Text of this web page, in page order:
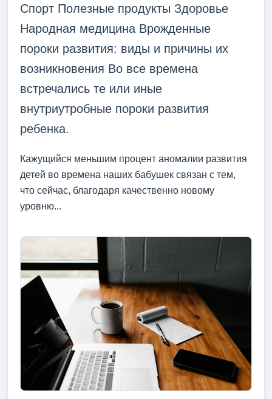
Спорт Полезные продукты Здоровье
Народная медицина Врожденные
пороки развития: виды и причины их
возникновения Во все времена
встречались те или иные
внутриутробные пороки развития
ребенка.
Кажущийся меньшим процент аномалии развития
детей во времена наших бабушек связан с тем,
что сейчас, благодаря качественно новому
уровню...